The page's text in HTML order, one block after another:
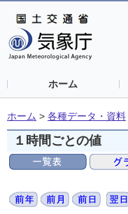
ホーム
ホーム > 各種データ・資料
１時間ごとの値